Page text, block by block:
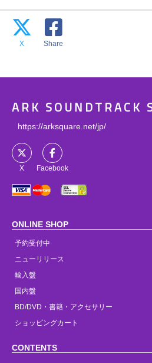
X Share
ARK SOUNDTRACK
https://arksquare.net/jp/
X Facebook
ONLINE SHOP
予約受付中
ニューリリース
輸入盤
国内盤
BD/DVD・書籍・アクセサリー
ショッピングカート
CONTENTS